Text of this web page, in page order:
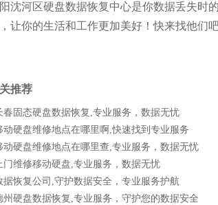
沈河区硬盘数据恢复中心是你数据丢失时
让你的生活和工作更加美好！快来找他们
推荐
春固态硬盘数据恢复,专业服务，数据无忧
动硬盘维修地点在哪里啊,快速找到专业服务
动硬盘维修地点在哪里查,专业服务，数据无忧
门维修移动硬盘,专业服务，数据无忧
据恢复公司,守护数据安全，专业服务护航
州硬盘数据恢复,专业服务，守护您的数据安全